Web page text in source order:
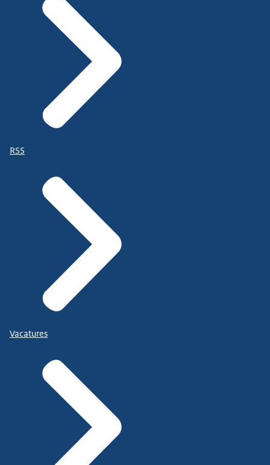
RSS
Vacatures